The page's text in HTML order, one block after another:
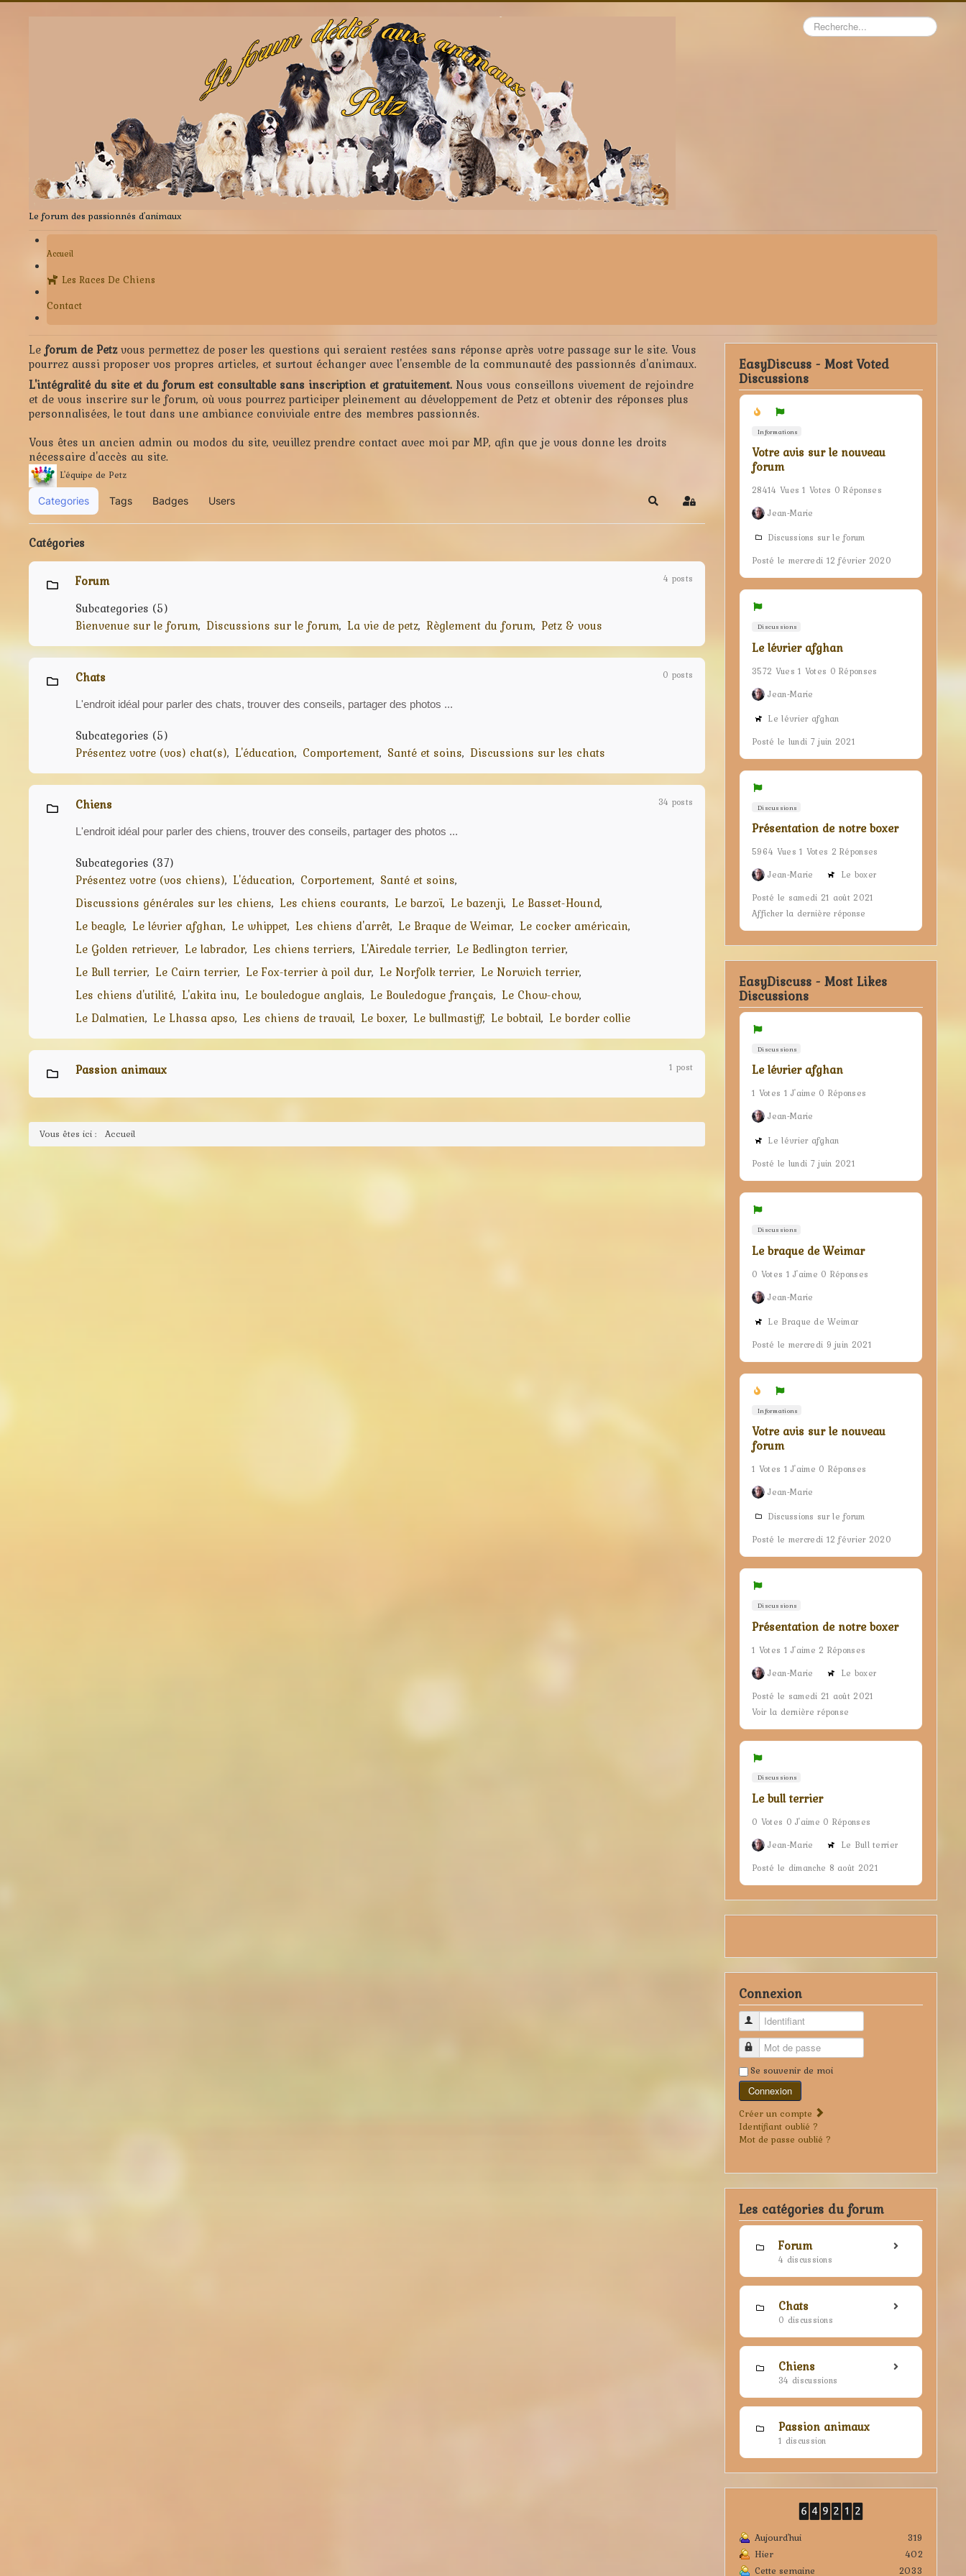
Le forum des passionnés d'animaux
Rechercher
Accueil
Les Races De Chiens
Contact
Leforum de Petzvous permettez de poser les questions qui seraient restées sans réponse après votre passage sur le site. Vous
pourrez aussi proposer vos propres articles, et surtout échanger avec l'ensemble de la communauté des passionnés d'animaux.
L'intégralité du site et du forum est consultable sans inscription et gratuitement. Nous vous conseillons vivement de rejoindre
et de vous inscrire sur le forum, où vous pourrez participer pleinement au développement de Petz et obtenir des réponses plus
personnalisées, le tout dans une ambiance conviviale entre des membres passionnés.
Vous êtes un ancien admin ou modos du site, veuillez prendre contact avec moi par MP, afin que je vous donne les droits
nécessaire d'accès au site.
L'équipe de Petz
Categories Tags Badges Users Search Sign In
Catégories
Forum
Subcategories (5)
Bienvenue sur le forum Discussions sur le forum La vie de petz Règlement du forum Petz & vous
4 posts
Chats
L'endroit idéal pour parler des chats, trouver des conseils, partager des photos ...
Subcategories (5)
Présentez votre (vos) chat(s) L'éducation Comportement Santé et soins Discussions sur les chats
0 posts
Chiens
L'endroit idéal pour parler des chiens, trouver des conseils, partager des photos ...
Subcategories (37)
Présentez votre (vos chiens) L'éducation Corportement Santé et soins
Discussions générales sur les chiens Les chiens courants Le barzoï Le bazenji Le Basset-Hound
Le beagle Le lévrier afghan Le whippet Les chiens d'arrêt Le Braque de Weimar Le cocker américain
Le Golden retriever Le labrador Les chiens terriers L'Airedale terrier Le Bedlington terrier
Le Bull terrier Le Cairn terrier Le Fox-terrier à poil dur Le Norfolk terrier Le Norwich terrier
Les chiens d'utilité L'akita inu Le bouledogue anglais Le Bouledogue français Le Chow-chow
Le Dalmatien Le Lhassa apso Les chiens de travail Le boxer Le bullmastiff Le bobtail Le border collie
34 posts
Passion animaux 1 post
Vous êtes ici : Accueil
EasyDiscuss - Most Voted
Discussions
Informations
Votre avis sur le nouveau
forum
28414 Vues 1 Votes 0 Réponses
Jean-Marie
Discussions sur le forum
Posté le mercredi 12 février 2020
Discussions
Le lévrier afghan
3572 Vues 1 Votes 0 Réponses
Jean-Marie
Le lévrier afghan
Posté le lundi 7 juin 2021
Discussions
Présentation de notre boxer
5964 Vues 1 Votes 2 Réponses
Jean-Marie
Le boxer
Posté le samedi 21 août 2021
Afficher la dernière réponse
EasyDiscuss - Most Likes
Discussions
Discussions
Le lévrier afghan
1 Votes 1 J'aime 0 Réponses
Jean-Marie
Le lévrier afghan
Posté le lundi 7 juin 2021
Discussions
Le braque de Weimar
0 Votes 1 J'aime 0 Réponses
Jean-Marie
Le Braque de Weimar
Posté le mercredi 9 juin 2021
Informations
Votre avis sur le nouveau
forum
1 Votes 1 J'aime 0 Réponses
Jean-Marie
Discussions sur le forum
Posté le mercredi 12 février 2020
Discussions
Présentation de notre boxer
1 Votes 1 J'aime 2 Réponses
Jean-Marie
Le boxer
Posté le samedi 21 août 2021
Voir la dernière réponse
Discussions
Le bull terrier
0 Votes 0 J'aime 0 Réponses
Jean-Marie
Le Bull terrier
Posté le dimanche 8 août 2021
Connexion
Identifiant
Mot de passe
Se souvenir de moi
Connexion
Créer un compte
Identifiant oublié ?
Mot de passe oublié ?
Les catégories du forum
Forum
4 discussions
Chats
0 discussions
Chiens
34 discussions
Passion animaux
1 discussion
Aujourd'hui
319
Hier
402
Cette semaine
2033